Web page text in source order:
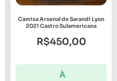
Camisa Arsenal de Sarandí Lyon
2021 Castro Sulamericana
R$450,00
À